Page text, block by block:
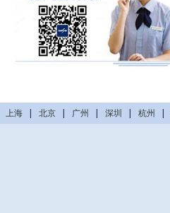
上海 | 北京 | 广州 | 深圳 | 杭州 |